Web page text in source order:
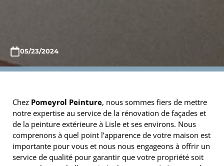
05/23/2024
Chez Pomeyrol Peinture, nous sommes fiers de mettre
notre expertise au service de la rénovation de façades et
de la peinture extérieure à Lisle et ses environs. Nous
comprenons à quel point l’apparence de votre maison est
importante pour vous et nous nous engageons à offrir un
service de qualité pour garantir que votre propriété soit